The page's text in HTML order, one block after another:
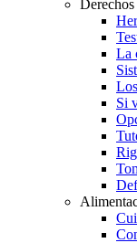
Derechos
La
Si